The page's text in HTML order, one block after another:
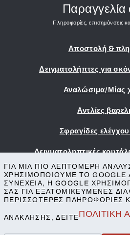
Παραγγελία
Πληροφορίες, επισημάνσεις
Αποστολή &
Δειγματολήπτες για
Αναλώσιμα/Μίας
Αντλίες
Σφραγίδες
Δειγματοληπτικές
Εκτύπωση
Όροι &
Προστασία της
ΓΙΑ ΜΙΑ ΠΙΟ ΛΕΠΤΟΜΕΡΉ
ΧΡΗΣΙΜΟΠΟΙΟΎΜΕ ΤΟ GOOGLE
ΣΥΝΈΧΕΙΑ, Η GOOGLE
ΣΑΣ ΓΙΑ ΕΞΑΤΟΜΙΚΕΥΜΈΝΕΣ
ΠΕΡΙΣΣΌΤΕΡΕΣ ΠΛΗΡΟΦΟΡΊΕΣ
ΑΝΆΚΛΗΣΗΣ, ΔΕΊΤΕΠΟΛΙΤΙΚΉ